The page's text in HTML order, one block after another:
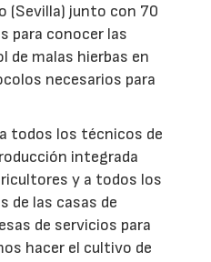
(Sevilla) junto con 70
para conocer las
de malas hierbas en
necesarios para
todos los técnicos de
integrada
y a todos los
de las casas de
de servicios para
hacer el cultivo de